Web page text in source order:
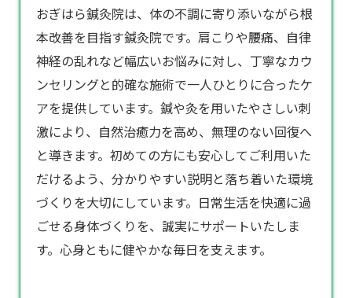
おぎはら鍼灸院は、体の不調に寄り添いながら根
本改善を目指す鍼灸院です。肩こりや腰痛、自律
神経の乱れなど幅広いお悩みに対し、丁寧なカウ
ンセリングと的確な施術で一人ひとりに合ったケ
アを提供しています。鍼や灸を用いたやさしい刺
激により、自然治癒力を高め、無理のない回復へ
と導きます。初めての方にも安心してご利用いた
だけるよう、分かりやすい説明と落ち着いた環境
づくりを大切にしています。日常生活を快適に過
ごせる身体づくりを、誠実にサポートいたしま
す。心身ともに健やかな毎日を支えます。